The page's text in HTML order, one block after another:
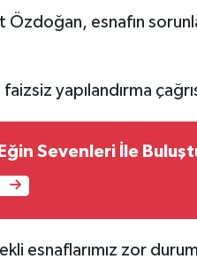
Özdoğan, esnafın
yapılandırma
Sevenleri İle
esnaflarımız zor